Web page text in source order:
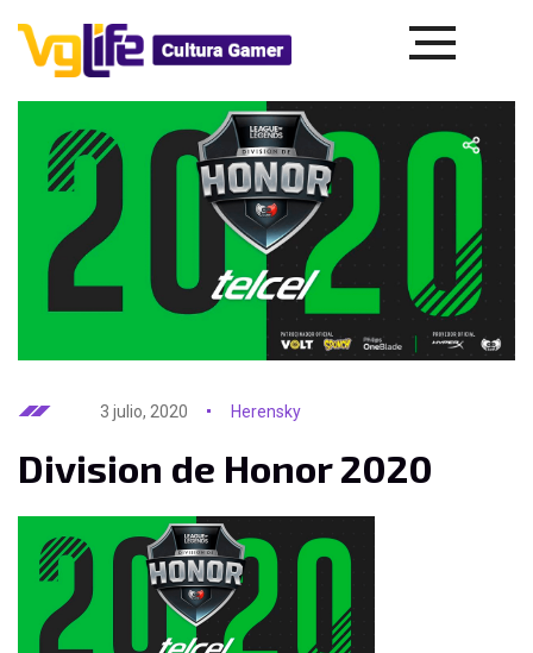
3 julio, 2020 Herensky
Division de Honor 2020